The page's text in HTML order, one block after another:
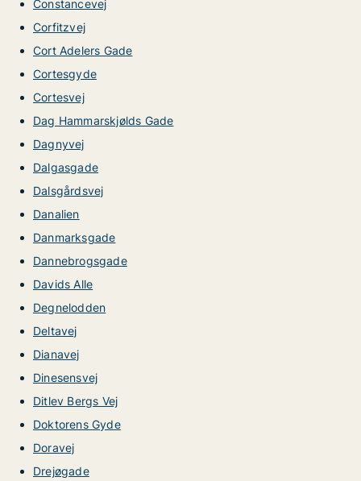
Constancevej
Corfitzvej
Cort Adelers Gade
Cortesgyde
Cortesvej
Dag Hammarskjølds Gade
Dagnyvej
Dalgasgade
Dalsgårdsvej
Danalien
Danmarksgade
Dannebrogsgade
Davids Alle
Degnelodden
Deltavej
Dianavej
Dinesensvej
Ditlev Bergs Vej
Doktorens Gyde
Doravej
Drejøgade